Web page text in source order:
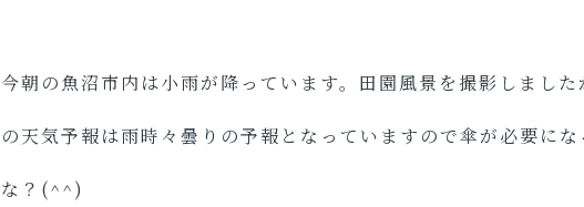
今朝の魚沼市内は小雨が降っています。田園風景を撮影しまし
の天気予報は雨時々曇りの予報となっていますので傘が必要に
な？(^^)